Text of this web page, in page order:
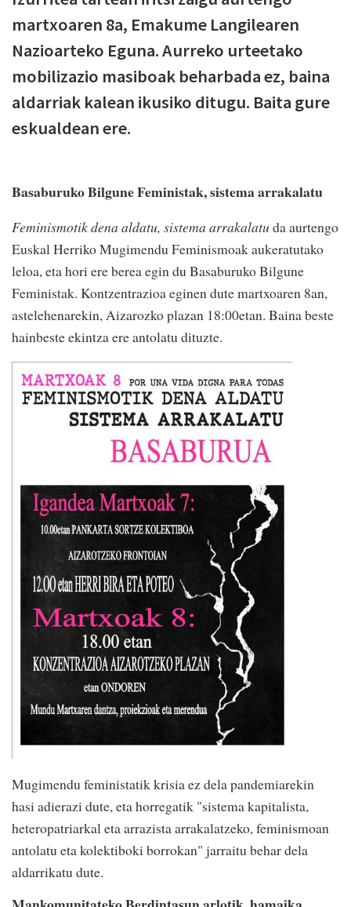
martxoaren 8a, Emakume Langilearen
Nazioarteko Eguna. Aurreko urteetako
mobilizazio masiboak beharbada ez, baina
aldarriak kalean ikusiko ditugu. Baita gure
eskualdean ere.
Basaburuko Bilgune Feministak, sistema arrakalatu
Feminismotik dena aldatu, sistema arrakalatu da aurtengo
Euskal Herriko Mugimendu Feminismoak aukeratutako
leloa, eta hori ere berea egin du Basaburuko Bilgune
Feministak. Kontzentrazioa eginen dute martxoaren 8an,
astelehenarekin, Aizarozko plazan 18:00etan. Baina beste
hainbeste ekintza ere antolatu dituzte.
Mugimendu feministatik krisia ez dela pandemiarekin
hasi adierazi dute, eta horregatik "sistema kapitalista,
heteropatriarkal eta arrazista arrakalatzeko, feminismoan
antolatu eta kolektiboki borrokan" jarraitu behar dela
aldarrikatu dute.